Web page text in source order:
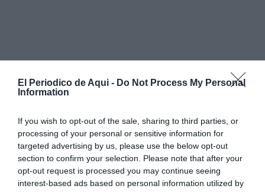
El Periodico de Aqui - Do Not Process My Personal
Information
If you wish to opt-out of the sale, sharing to third parties, or
processing of your personal or sensitive information for
targeted advertising by us, please use the below opt-out
section to confirm your selection. Please note that after your
opt-out request is processed you may continue seeing
interest-based ads based on personal information utilized by